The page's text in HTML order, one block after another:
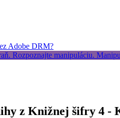
Adobe DRM?
z Knižnej šifry 4 -